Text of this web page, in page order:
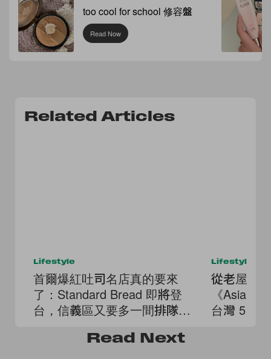
too cool for school 修容盤
Read Now
Related Articles
Lifestyle
首爾爆紅吐司名店真的要來
了：Standard Bread 即將登
台，信義區又要多一間排隊必
Lifestyle
從老屋茶
《Asia's
台灣 5 間
Read Next